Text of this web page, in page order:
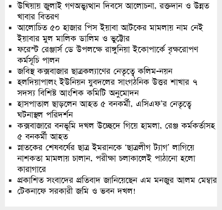
উখিয়ায় জুলাই গণঅভ্যুত্থান দিবসে আলোচনা, রক্তদান ও উন্নত
খাবার বিতরণ
আলোচিত ৫০ হাজার পিস ইয়াবা আটকের মামলায় নাম নেই
ইয়াবার মুল মালিক ডালিম ও ভুট্টোর
ফরেস্ট রেঞ্জার্স ডে উপলক্ষে রাঙ্গুনিয়া ইকোপার্কে বৃক্ষরোপণ
কর্মসূচি পালন
জবিস্থ কক্সবাজার ছাত্রকল্যাণের নেতৃত্বে কলিম-নয়ন
হলদিয়াপালং ইউনিয়ন যুবদলের সাংগঠনিক উত্তর শাখার ৭
সদস্য বিশিষ্ট আংশিক কমিটি অনুমোদন
হাসপাতাল ছাড়লেন আহত ৫ বনকর্মী, এসিএফ’র নেতৃত্বে
ঘটনাস্থল পরিদর্শন
কক্সবাজারে বনভূমি দখল উচ্ছেদে গিয়ে হামলা, রেঞ্জ কর্মকর্তাসহ
৫ বনকর্মী আহত
স্নাতকের শেষবর্ষের ছাত্র ইমরানকে ‘ছাত্রলীগ ট্যাগ’ লাগিয়ে
নাশকতা মামলায় চালান, পরীক্ষা চলাকালেই পাঠানো হলো
কারাগারে
প্রকাশিত সংবাদের প্রতিবাদ জানিয়েছেন এম মনজুর আলম মেম্বার
টেকনাফে সরকারী জমি ও ভবন দখল!